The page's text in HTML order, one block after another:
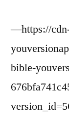
—https://
bible-